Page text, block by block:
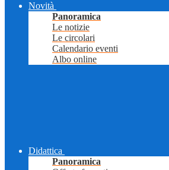
Novità
Panoramica
Le notizie
Le circolari
Calendario eventi
Albo online
Didattica
Panoramica